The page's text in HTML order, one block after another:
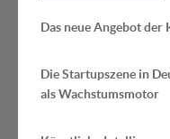
Das neue Angebot
Die Startupszene in
als Wachstumsmotor